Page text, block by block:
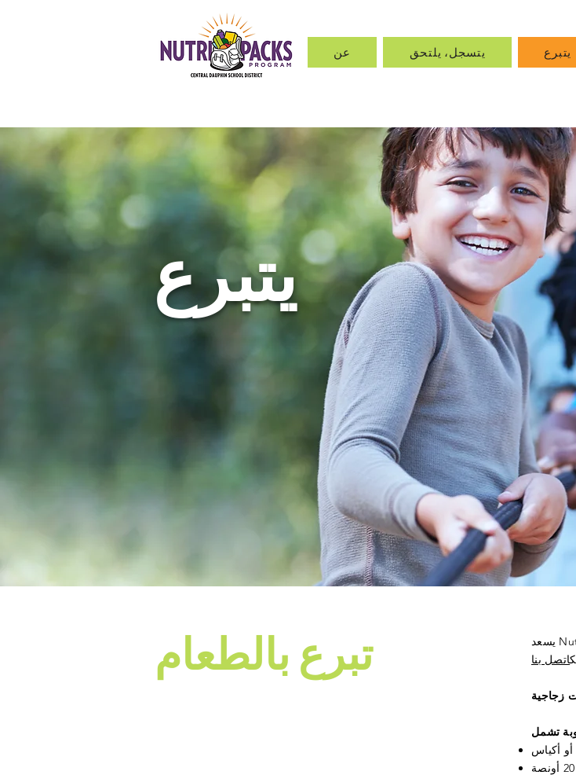
عن يتسجل، يلتحق يتبرع
يتبرع
تبرع بالطعام
يسعد NutriPacks بقبول التبرعات الغذائية من المجتمع خلال العام الدراسي. إذا
اتصل بنا
أكياس